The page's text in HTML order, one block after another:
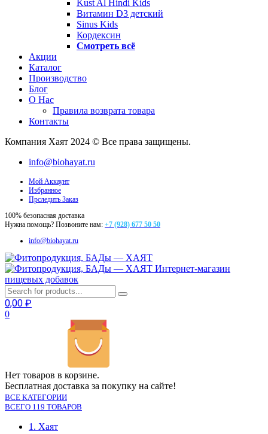
Kust Al Hindi Kids
Витамин D3 детский
Sinus Kids
Кордексин
Смотреть всё
Акции
Каталог
Производство
Блог
О Нас
Правила возврата товара
Контакты
Компания Хаят 2024 © Все права защищены.
info@biohayat.ru
Мой Аккаунт
Избранное
Прследить Заказ
100% безопасная доставка
Нужна помощь? Позвоните нам: +7 (928) 677 50 50
info@biohayat.ru
Интернет-магазин
пищевых добавок
0,00 ₽
0
Нет товаров в корзине.
Бесплатная доставка за покупку на сайте!
ВСЕ КАТЕГОРИИ
ВСЕГО 119 ТОВАРОВ
1. Хаят